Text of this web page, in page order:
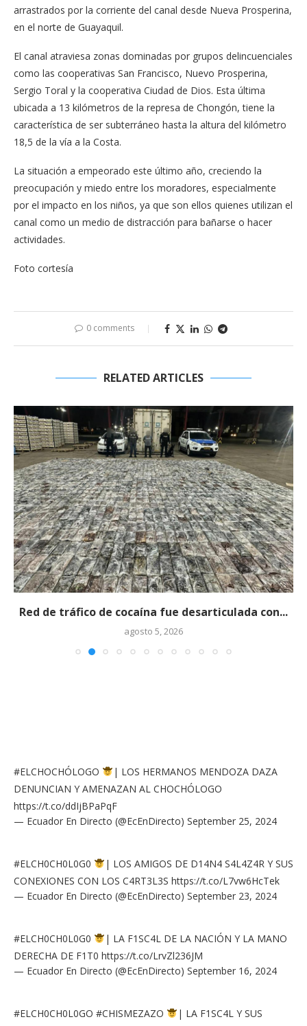
arrastrados por la corriente del canal desde Nueva Prosperina,
en el norte de Guayaquil.
El canal atraviesa zonas dominadas por grupos delincuenciales
como las cooperativas San Francisco, Nuevo Prosperina,
Sergio Toral y la cooperativa Ciudad de Dios. Esta última
ubicada a 13 kilómetros de la represa de Chongón, tiene la
característica de ser subterráneo hasta la altura del kilómetro
18,5 de la vía a la Costa.
La situación a empeorado este último año, creciendo la
preocupación y miedo entre los moradores, especialmente
por el impacto en los niños, ya que son ellos quienes utilizan el
canal como un medio de distracción para bañarse o hacer
actividades.
Foto cortesía
0 comments
RELATED ARTICLES
Red de tráfico de cocaína fue desarticulada con...
agosto 5, 2026
#ELCHOCHÓLOGO
| LOS HERMANOS MENDOZA DAZA
DENUNCIAN Y AMENAZAN AL CHOCHÓLOGO
https://t.co/ddIjBPaPqF
— Ecuador En Directo (@EcEnDirecto) September 25, 2024
#ELCH0CH0L0G0
| LOS AMIGOS DE D14N4 S4L4Z4R Y SUS
CONEXIONES CON LOS C4RT3L3S https://t.co/L7vw6HcTek
— Ecuador En Directo (@EcEnDirecto) September 23, 2024
#ELCH0CH0L0G0
| LA F1SC4L DE LA NACIÓN Y LA MANO
DERECHA DE F1T0 https://t.co/LrvZl236JM
— Ecuador En Directo (@EcEnDirecto) September 16, 2024
#ELCH0CH0L0GO #CHISMEZAZO
| LA F1SC4L Y SUS